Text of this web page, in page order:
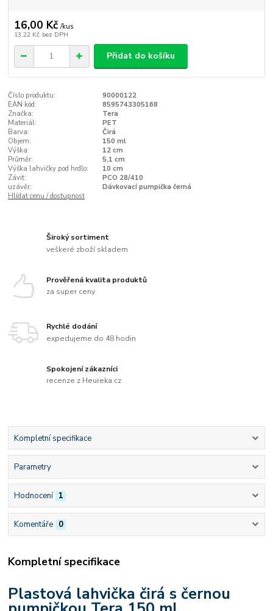
16,00 Kč /kus
13,22 Kč bez DPH
Přidat do košíku
Číslo produktu:
90000122
EAN kód:
8595743305168
Značka:
Tera
Materiál:
PET
Barva:
Čirá
Objem:
150 ml
Výška:
12 cm
Průměr:
5,1 cm
Výška lahvičky pod hrdlo:
10 cm
Závit:
PCO 28/410
uzávěr:
Dávkovací pumpička černá
Hlídat cenu / dostupnost
Široký sortiment
veškeré zboží skladem
Prověřená kvalita produktů
za super ceny
Rychlé dodání
expedujeme do 48 hodin
Spokojení zákazníci
recenze z Heureka.cz
Kompletní specifikace
Parametry
Hodnocení 1
Komentáře 0
Kompletní specifikace
Plastová lahvička čirá s černou